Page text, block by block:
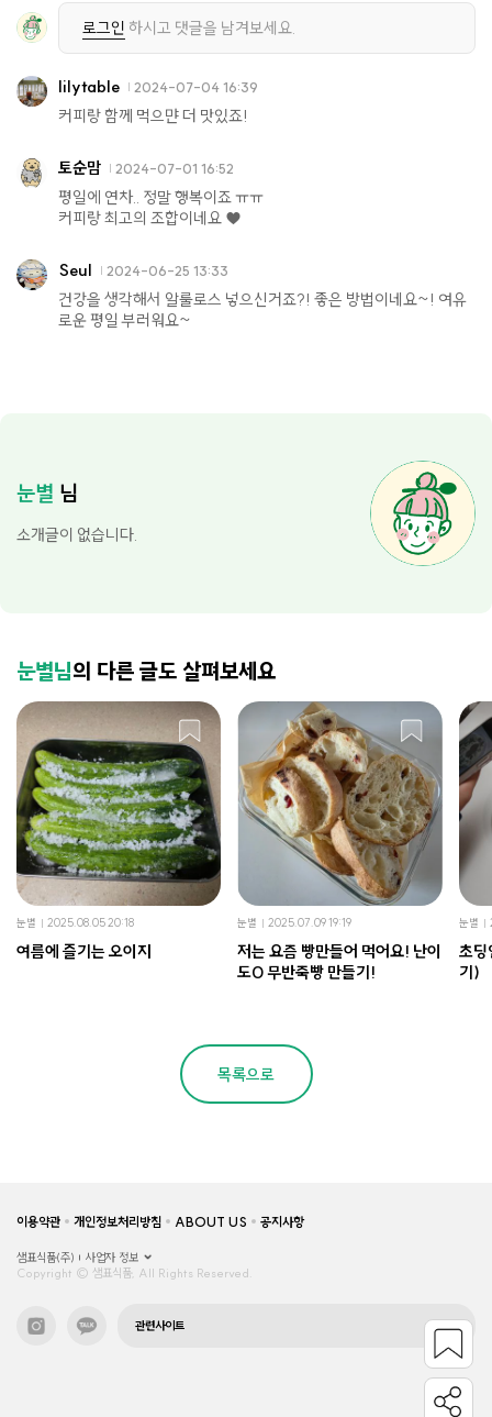
로그인 하시고 댓글을 남겨보세요.
lilytable 2024-07-04 16:39
커피랑 함께 먹으먄 더 맛있죠!
토순맘 2024-07-01 16:52
평일에 연차.. 정말 행복이죠 ㅠㅠ
커피랑 최고의 조합이네요 ♥️
Seul 2024-06-25 13:33
건강을 생각해서 알룰로스 넣으신거죠?! 좋은 방법이네요~! 여유
로운 평일 부러워요~
눈별 님
소개글이 없습니다.
눈별님의 다른 글도 살펴보세요
눈별 2025.08.05 20:18
여름에 즐기는 오이지
눈별 2025.07.09 19:19
저는 요즘 빵만들어 먹어요! 난이
도0 무반죽빵 만들기!
눈별
초딩
기)
목록으로
이용약관 개인정보처리방침 ABOUT US 공지사항
샘표식품(주)
사업자 정보
Copyright © 샘표식품, All Rights Reserved.
관련사이트